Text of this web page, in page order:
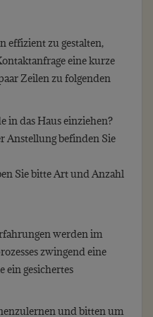
effizient zu gestalten,
eine kurze
Zeilen zu folgenden
in das Haus einziehen?
Anstellung befinden Sie
Sie bitte Art und Anzahl
werden im
zwingend eine
ein gesichertes
und bitten um